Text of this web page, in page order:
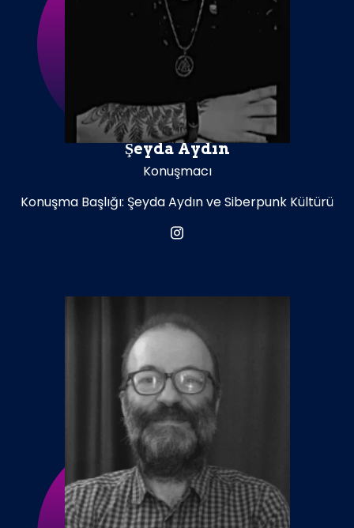
Şeyda Aydın
Konuşmacı
Konuşma Başlığı: Şeyda Aydın ve Siberpunk Kültürü